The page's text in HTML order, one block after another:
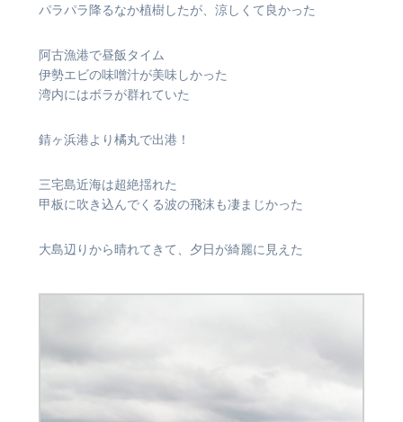
パラパラ降るなか植樹したが、涼しくて良かった
阿古漁港で昼飯タイム
伊勢エビの味噌汁が美味しかった
湾内にはボラが群れていた
錆ヶ浜港より橘丸で出港！
三宅島近海は超絶揺れた
甲板に吹き込んでくる波の飛沫も凄まじかった
大島辺りから晴れてきて、夕日が綺麗に見えた